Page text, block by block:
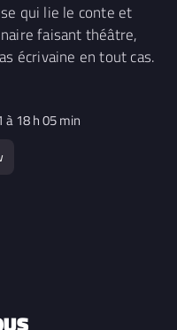
qui lie le conte et
faisant théâtre,
écrivaine en tout cas.
à 18 h 05 min